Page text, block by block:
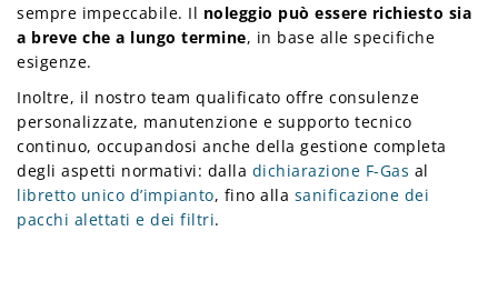
sempre impeccabile. Il noleggio può essere richiesto sia
a breve che a lungo termine, in base alle specifiche
esigenze.
Inoltre, il nostro team qualificato offre consulenze
personalizzate, manutenzione e supporto tecnico
continuo, occupandosi anche della gestione completa
degli aspetti normativi: dalla dichiarazione F-Gas al
libretto unico d’impianto, fino alla sanificazione dei
pacchi alettati e dei filtri.